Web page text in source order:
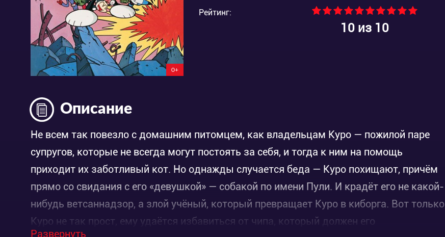
0+
Рейтинг:
10из 10
Описание
Не всем так повезло с домашним питомцем, как владельцам Куро — пожилой паре
супругов, которые не всегда могут постоять за себя, и тогда к ним на помощь
приходит их заботливый кот. Но однажды случается беда — Куро похищают, причём
прямо со свидания с его «девушкой» — собакой по имени Пули. И крадёт его не какой-
нибудь ветсаннадзор, а злой учёный, который превращает Куро в киборга. Вот только
Куро не так прост, ему удаётся избавиться от чипа, который должен его
Развернуть